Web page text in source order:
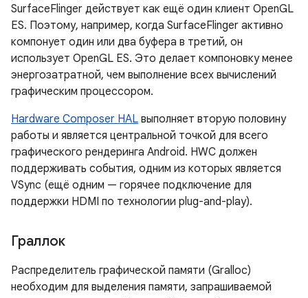
SurfaceFlinger действует как ещё один клиент OpenGL
ES. Поэтому, например, когда SurfaceFlinger активно
компонует один или два буфера в третий, он
использует OpenGL ES. Это делает компоновку менее
энергозатратной, чем выполнение всех вычислений
графическим процессором.
Hardware Composer HAL выполняет вторую половину
работы и является центральной точкой для всего
графического рендеринга Android. HWC должен
поддерживать события, одним из которых является
VSync (ещё одним — горячее подключение для
поддержки HDMI по технологии plug-and-play).
Граллок
Распределитель графической памяти (Gralloc)
необходим для выделения памяти, запрашиваемой